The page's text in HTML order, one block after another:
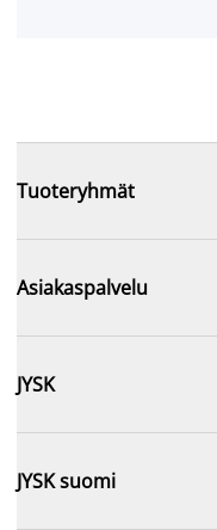
Tuoteryhmät
Asiakaspalvelu
JYSK
JYSK suomi